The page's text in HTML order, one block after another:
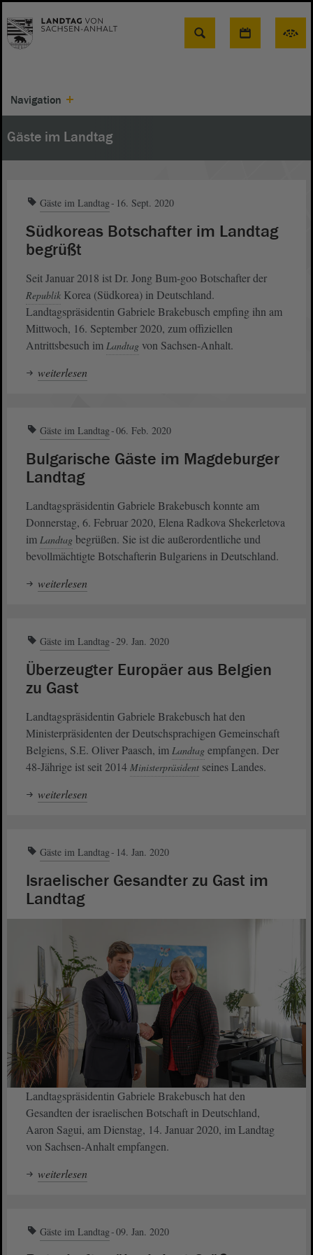
Suche
Navigation
Gäste im Landtag
Gäste im Landtag 16. Sept. 2020
Südkoreas Botschafter im Landtag
begrüßt
Seit Januar 2018 ist Dr. Jong Bum-goo Botschafter der
Republik Korea (Südkorea) in Deutschland.
Landtagspräsidentin Gabriele Brakebusch empfing ihn am
Mittwoch, 16. September 2020, zum offiziellen
Antrittsbesuch im Landtag von Sachsen-Anhalt.
weiterlesen
Gäste im Landtag 06. Feb. 2020
Bulgarische Gäste im Magdeburger
Landtag
Landtagspräsidentin Gabriele Brakebusch konnte am
Donnerstag, 6. Februar 2020, Elena Radkova Shekerletova
im Landtag begrüßen. Sie ist die außerordentliche und
bevollmächtigte Botschafterin Bulgariens in Deutschland.
weiterlesen
Gäste im Landtag 29. Jan. 2020
Überzeugter Europäer aus Belgien
zu Gast
Landtagspräsidentin Gabriele Brakebusch hat den
Ministerpräsidenten der Deutschsprachigen Gemeinschaft
Belgiens, S.E. Oliver Paasch, im Landtag empfangen. Der
48-Jährige ist seit 2014 Ministerpräsident seines Landes.
weiterlesen
Gäste im Landtag 14. Jan. 2020
Israelischer Gesandter zu Gast im
Landtag
Landtagspräsidentin Gabriele Brakebusch hat den
Gesandten der israelischen Botschaft in Deutschland,
Aaron Sagui, am Dienstag, 14. Januar 2020, im Landtag
von Sachsen-Anhalt empfangen.
weiterlesen
Gäste im Landtag 09. Jan. 2020